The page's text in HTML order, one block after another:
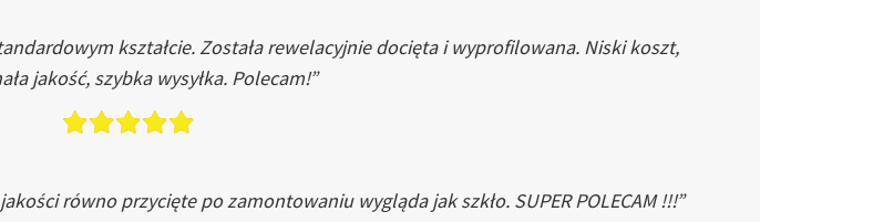
kształcie. Została rewelacyjnie docięta i wyprofilowana. Niski koszt,
jakość, szybka wysyłka. Polecam!”
równo przycięte po zamontowaniu wygląda jak szkło. SUPER POLECAM !!!”